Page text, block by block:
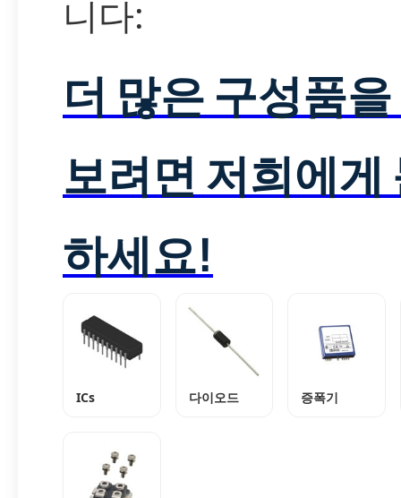
니다:
더 많은 구성품
보려면 저희에게
하세요!
ICs 다이오드 증폭기